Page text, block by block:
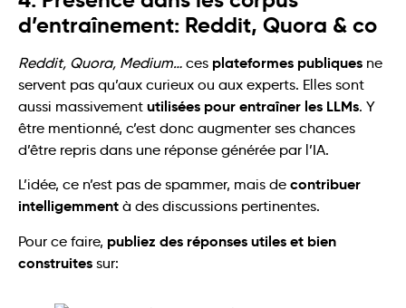
d’entraînement: Reddit, Quora & co
Reddit, Quora, Medium… ces plateformes publiques ne
servent pas qu’aux curieux ou aux experts. Elles sont
aussi massivement utilisées pour entraîner les LLMs. Y
être mentionné, c’est donc augmenter ses chances
d’être repris dans une réponse générée par l’IA.
L’idée, ce n’est pas de spammer, mais de contribuer
intelligemment à des discussions pertinentes.
Pour ce faire, publiez des réponses utiles et bien
construites sur: